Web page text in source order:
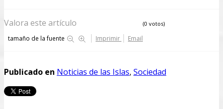
Valora este artículo (0 votos)
tamaño de la fuente Imprimir Email
Publicado en Noticias de las Islas, Sociedad